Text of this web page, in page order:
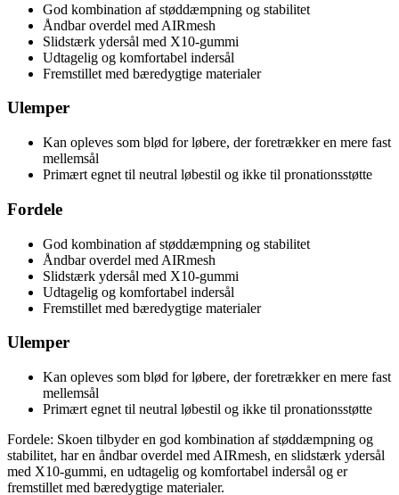
God kombination af støddæmpning og stabilitet
Åndbar overdel med AIRmesh
Slidstærk ydersål med X10-gummi
Udtagelig og komfortabel indersål
Fremstillet med bæredygtige materialer
Ulemper
Kan opleves som blød for løbere, der foretrækker en mere fast
mellemsål
Primært egnet til neutral løbestil og ikke til pronationsstøtte
Fordele
God kombination af støddæmpning og stabilitet
Åndbar overdel med AIRmesh
Slidstærk ydersål med X10-gummi
Udtagelig og komfortabel indersål
Fremstillet med bæredygtige materialer
Ulemper
Kan opleves som blød for løbere, der foretrækker en mere fast
mellemsål
Primært egnet til neutral løbestil og ikke til pronationsstøtte
Fordele: Skoen tilbyder en god kombination af støddæmpning og
stabilitet, har en åndbar overdel med AIRmesh, en slidstærk ydersål
med X10-gummi, en udtagelig og komfortabel indersål og er
fremstillet med bæredygtige materialer.